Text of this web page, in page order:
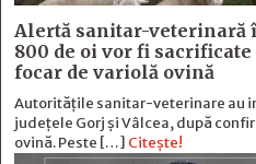
Alertă sanitar-veterinară
800 de oi vor fi
focar de variolă ovină
Autoritățile sanitar-veterinare au
județele Gorj și Vâlcea, după
ovină. Peste […] Citește!